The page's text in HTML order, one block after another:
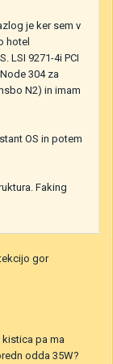
je ker sem v
hotel
LSI 9271-4i PCI
304 za
N2) in imam
OS in potem
Faking
gor
pa ma
odda 35W?